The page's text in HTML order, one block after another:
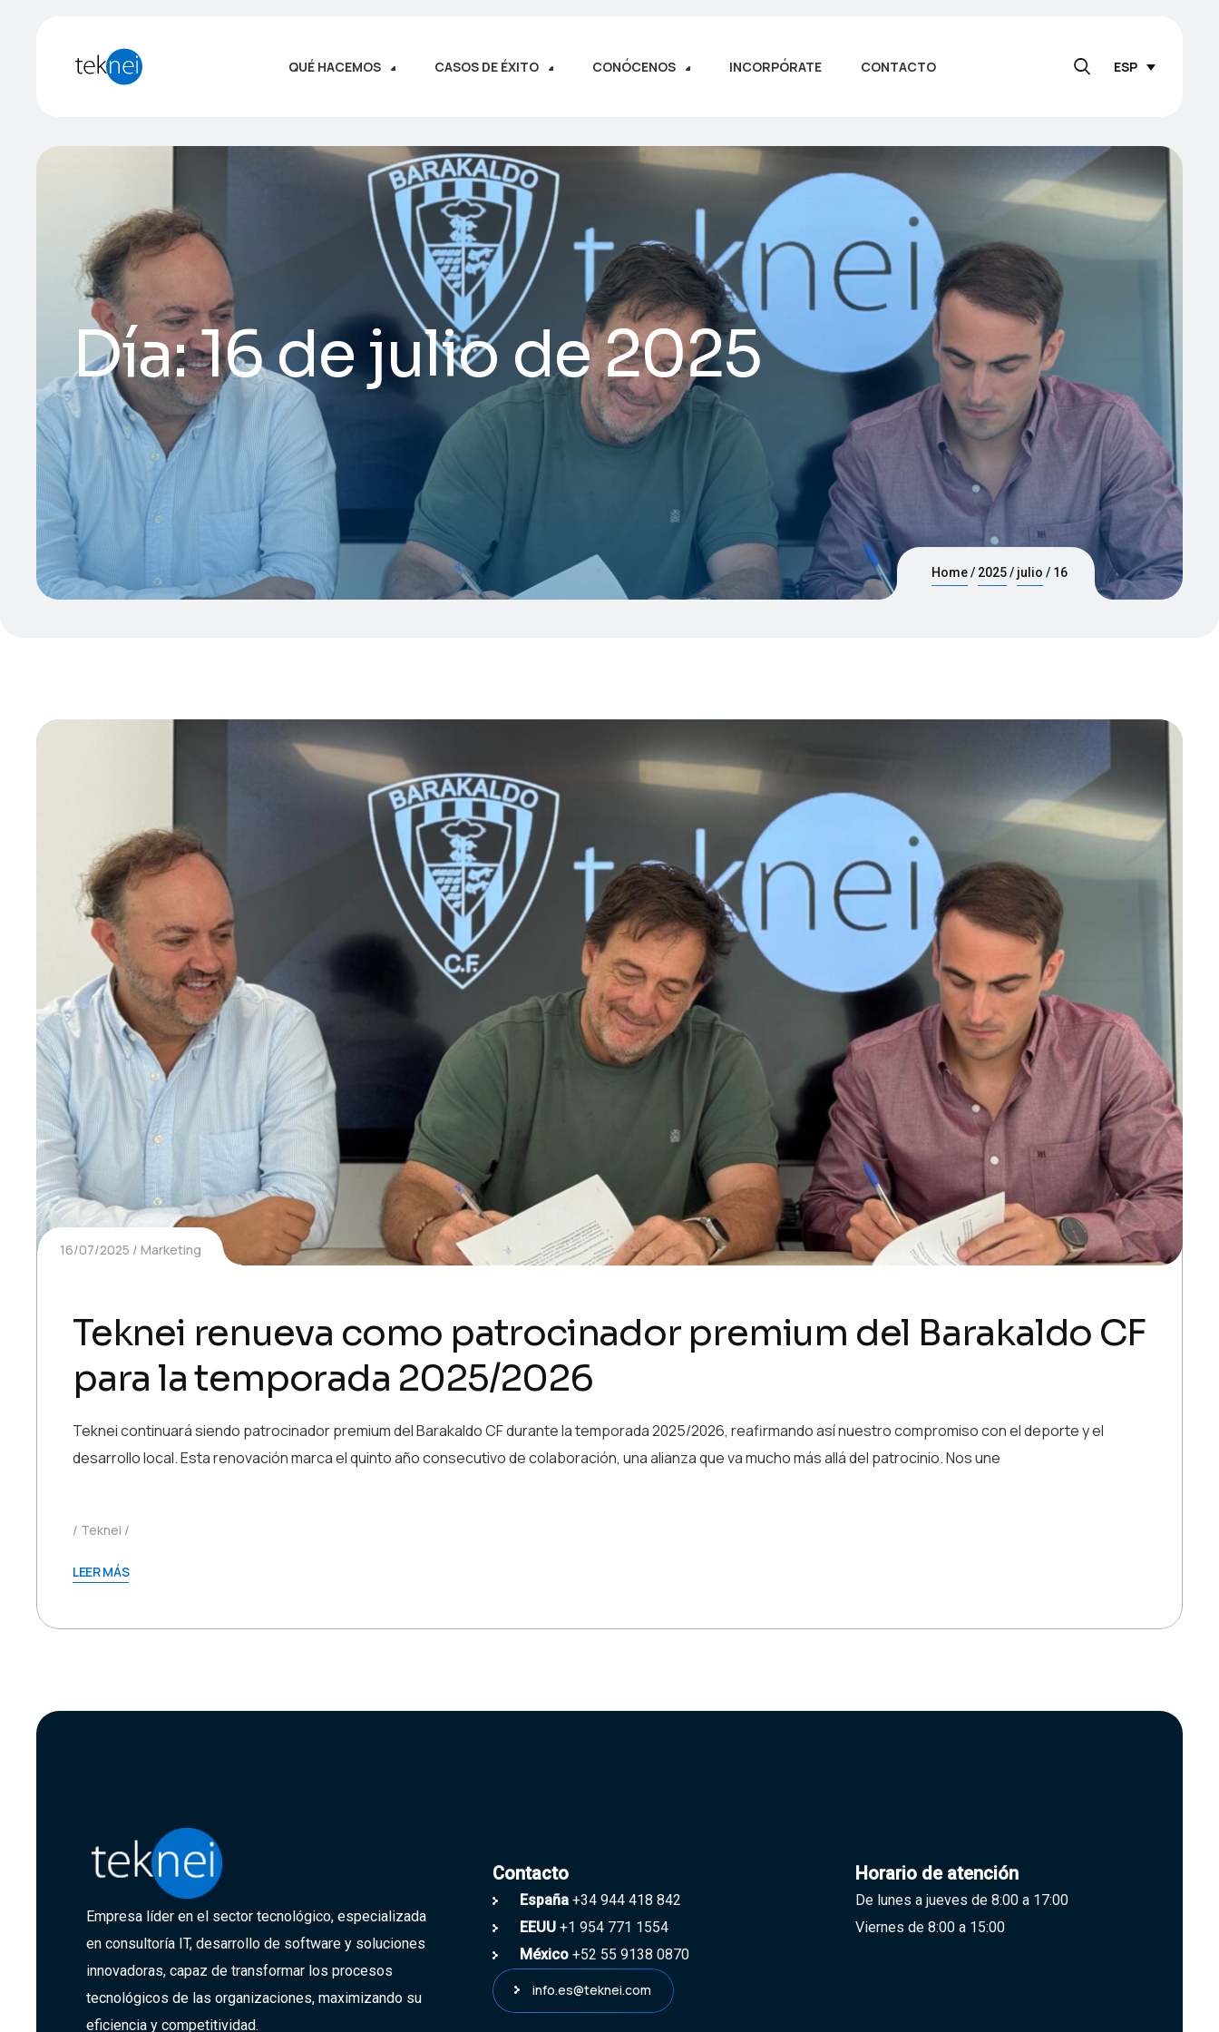
QUÉ HACEMOS CASOS DE ÉXITO CONÓCENOS INCORPÓRATE CONTACTO ESP
Día:16 de julio de 2025
Home 2025 julio 16
16/07/2025 Marketing
Teknei renueva como patrocinador premium del Barakaldo CF
para la temporada 2025/2026
Teknei continuará siendo patrocinador premium del Barakaldo CF durante la temporada 2025/2026, reafirmando así nuestro compromiso con el deporte y el
desarrollo local. Esta renovación marca el quinto año consecutivo de colaboración, una alianza que va mucho más allá del patrocinio. Nos une
Teknei
LEER MÁS
Empresa líder en el sector tecnológico, especializada
en consultoría IT, desarrollo de software y soluciones
innovadoras, capaz de transformar los procesos
tecnológicos de las organizaciones, maximizando su
eficiencia y competitividad.
Contacto
España +34 944 418 842
EEUU +1 954 771 1554
México +52 55 9138 0870
info.es@teknei.com
Horario de atención
De lunes a jueves de 8:00 a 17:00
Viernes de 8:00 a 15:00